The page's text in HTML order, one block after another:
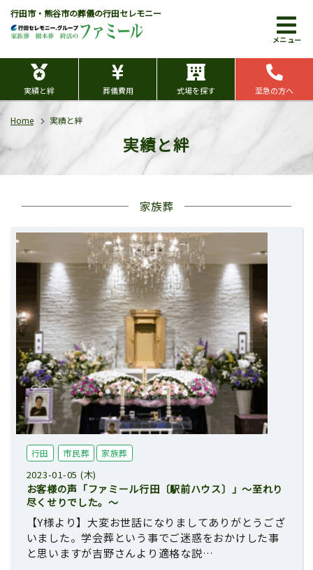
行田市・熊谷市の葬儀の行田セレモニー
メニュー
実績と絆 葬儀費用 式場を探す 至急の方へ
Home 実績と絆
実績と絆
家族葬
行田 市民葬 家族葬
2023-01-05 (木)
お客様の声「ファミール行田〔駅前ハウス〕」～至れり
尽くせりでした。～
【Y様より】大変お世話になりましてありがとうござ
いました。学会葬という事でご迷惑をおかけした事
と思いますが吉野さんより適格な説…